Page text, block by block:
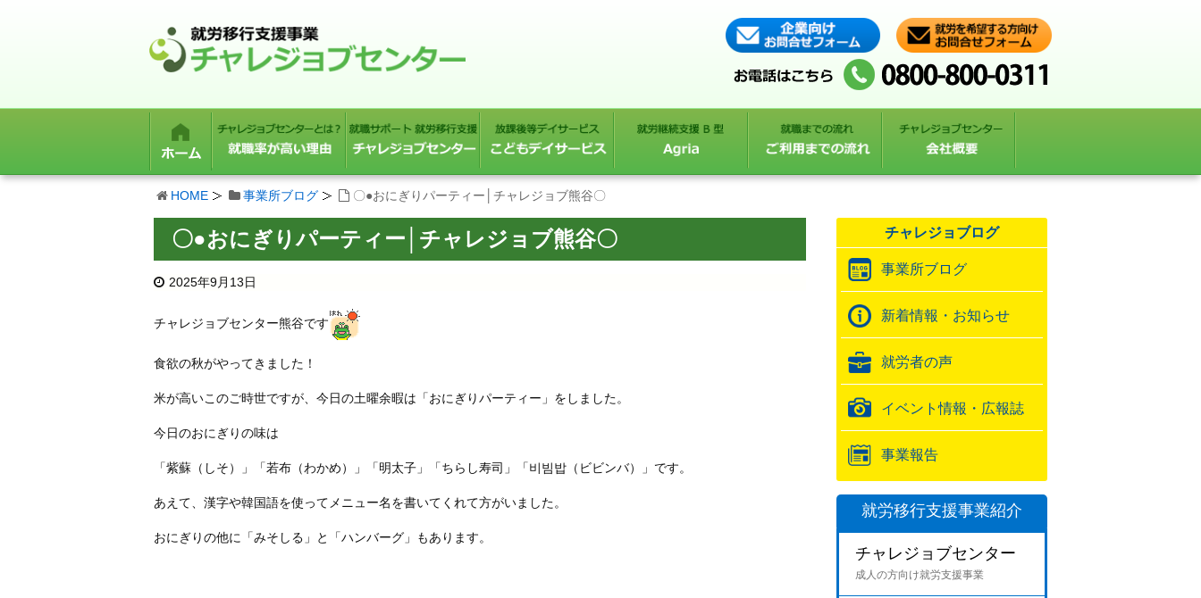
HOME 事業所ブログ 〇●おにぎりパーティー│チャレジョブ熊谷〇
〇●おにぎりパーティー│チャレジョブ熊谷〇
2025年9月13日
チャレジョブセンター熊谷です
食欲の秋がやってきました！
米が高いこのご時世ですが、今日の土曜余暇は「おにぎりパーティー」をしました。
今日のおにぎりの味は
「紫蘇（しそ）」「若布（わかめ）」「明太子」「ちらし寿司」「비빔밥（ビビンバ）」です。
あえて、漢字や韓国語を使ってメニュー名を書いてくれて方がいました。
おにぎりの他に「みそしる」と「ハンバーグ」もあります。
チャレジョブログ
事業所ブログ
新着情報・お知らせ
就労者の声
イベント情報・広報誌
事業報告
就労移行支援事業紹介
チャレジョブセンター
成人の方向け就労支援事業